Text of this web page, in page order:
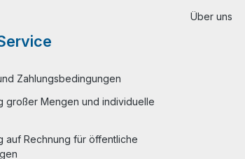
Zahlungsbedingungen
großer Mengen und individuelle
auf Rechnung für öffentliche
Über uns